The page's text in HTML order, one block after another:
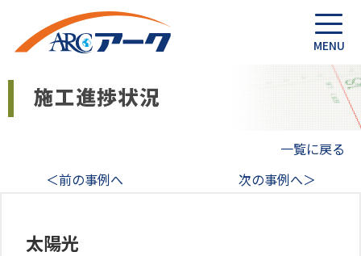
一覧に戻る
＜前の事例へ
次の事例へ＞
太陽光